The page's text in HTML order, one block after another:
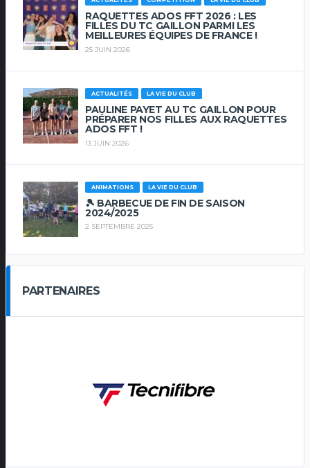
RAQUETTES ADOS FFT 2026 : LES
FILLES DU TC GAILLON PARMI LES
MEILLEURES ÉQUIPES DE FRANCE !
25 JUIN 2026
ACTUALITÉS LA VIE DU CLUB
PAULINE PAYET AU TC GAILLON POUR
PRÉPARER NOS FILLES AUX RAQUETTES
ADOS FFT !
13 JUIN 2026
ANIMATIONS LA VIE DU CLUB
🎾 BARBECUE DE FIN DE SAISON
2024/2025
2 SEPTEMBRE 2025
PARTENAIRES